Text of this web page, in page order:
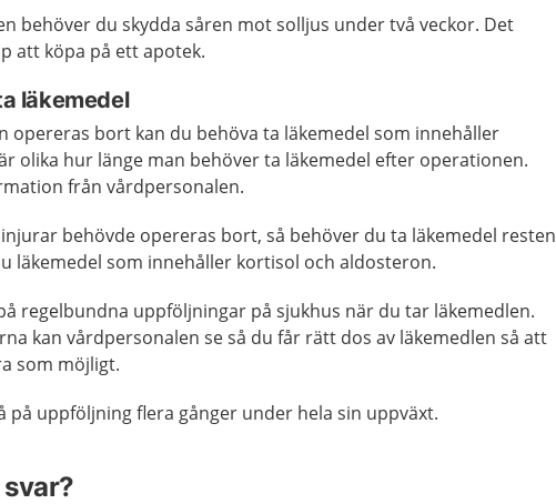
behöver du skydda såren mot solljus under två veckor. Det
att köpa på ett apotek.
läkemedel
opereras bort kan du behöva ta läkemedel som innehåller
olika hur länge man behöver ta läkemedel efter operationen.
från vårdpersonalen.
behövde opereras bort, så behöver du ta läkemedel resten
läkemedel som innehåller kortisol och aldosteron.
regelbundna uppföljningar på sjukhus när du tar läkemedlen.
kan vårdpersonalen se så du får rätt dos av läkemedlen så att
som möjligt.
på uppföljning flera gånger under hela sin uppväxt.